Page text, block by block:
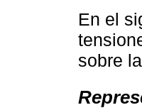
En el
sobre